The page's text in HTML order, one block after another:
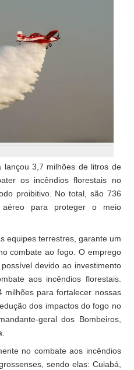
3,7 milhões de litros de
os incêndios florestais no
proibitivo. No total, são 736
para proteger o meio
equipes terrestres, garante um
combate ao fogo. O emprego
devido ao investimento
aos incêndios florestais.
para fortalecer nossas
dos impactos do fogo no
geral dos Bombeiros,
no combate aos incêndios
sendo elas: Cuiabá,